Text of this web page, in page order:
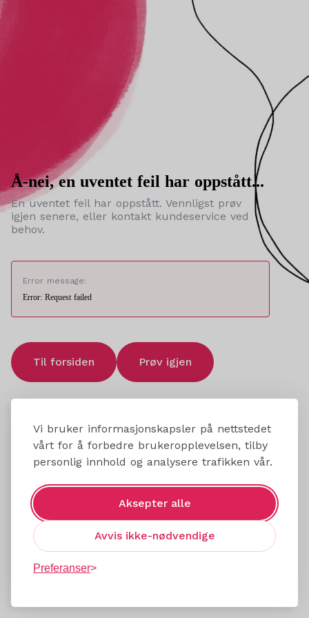
Vi bruker informasjonskapsler på nettstedet
vårt for å forbedre brukeropplevelsen, tilby
personlig innhold og analysere trafikken vår.
Aksepter alle
Avvis ikke-nødvendige
Preferanser
Å-nei, en uventet feil har oppstått...
En uventet feil har oppstått. Vennligst prøv
igjen senere, eller kontakt kundeservice ved
behov.
Error message:
Error: Request failed
Til forsiden Prøv igjen